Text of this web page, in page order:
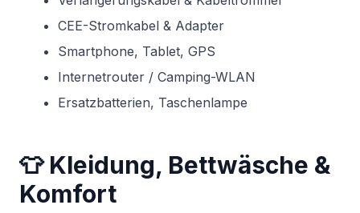
CEE-Stromkabel & Adapter
Smartphone, Tablet, GPS
Internetrouter / Camping-WLAN
Ersatzbatterien, Taschenlampe
👕 Kleidung, Bettwäsche &
Komfort